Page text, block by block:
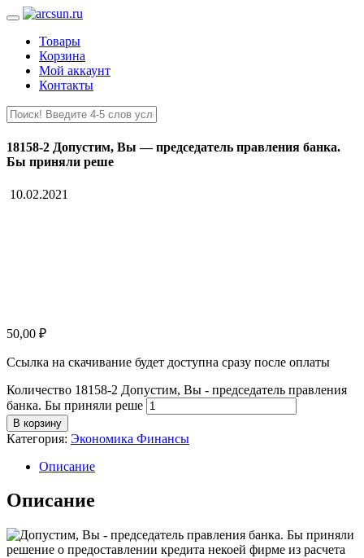
Товары
Корзина
Мой аккаунт
Контакты
18158-2 Допустим, Вы — председатель правления банка.
Бы приняли реше
10.02.2021
50,00 ₽
Ссылка на скачивание будет доступна сразу после оплаты
Количество 18158-2 Допустим, Вы - председатель правления
банка. Бы приняли реше
В корзину
Категория: Экономика Финансы
Описание
Описание